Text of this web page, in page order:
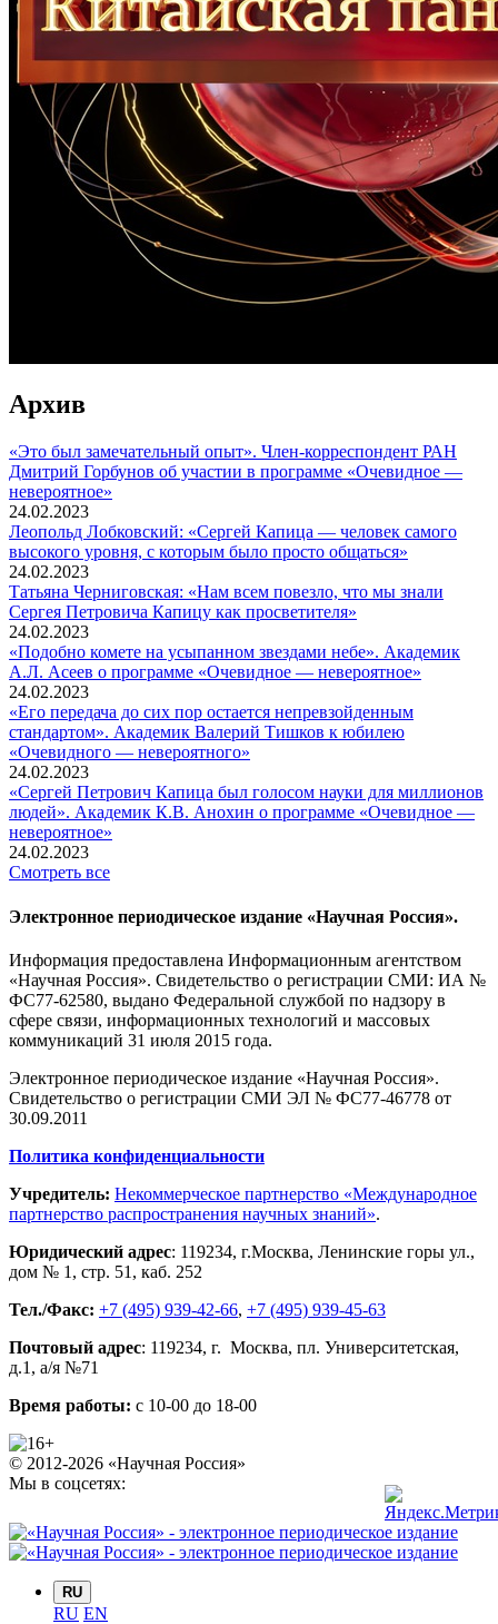
Архив
«Это был замечательный опыт». Член-корреспондент РАН
Дмитрий Горбунов об участии в программе «Очевидное —
невероятное»
24.02.2023
Леопольд Лобковский: «Сергей Капица — человек самого
высокого уровня, с которым было просто общаться»
24.02.2023
Татьяна Черниговская: «Нам всем повезло, что мы знали
Сергея Петровича Капицу как просветителя»
24.02.2023
«Подобно комете на усыпанном звездами небе». Академик
А.Л. Асеев о программе «Очевидное — невероятное»
24.02.2023
«Его передача до сих пор остается непревзойденным
стандартом». Академик Валерий Тишков к юбилею
«Очевидного — невероятного»
24.02.2023
«Сергей Петрович Капица был голосом науки для миллионов
людей». Академик К.В. Анохин о программе «Очевидное —
невероятное»
24.02.2023
Смотреть все
Электронное периодическое издание «Научная Россия».
Информация предоставлена Информационным агентством
«Научная Россия». Свидетельство о регистрации СМИ: ИА №
ФС77-62580, выдано Федеральной службой по надзору в
сфере связи, информационных технологий и массовых
коммуникаций 31 июля 2015 года.
Электронное периодическое издание «Научная Россия».
Свидетельство о регистрации СМИ ЭЛ № ФС77-46778 от
30.09.2011
Политика конфиденциальности
Учредитель: Некоммерческое партнерство «Международное
партнерство распространения научных знаний».
Юридический адрес: 119234, г.Москва, Ленинские горы ул.,
дом № 1, стр. 51 , каб. 252
Тел./Факс: +7 (495) 939-42-66, +7 (495) 939-45-63
Почтовый адрес: 119234, г. Москва, пл. Университетская,
д.1 , а/я №71
Время работы: с 10-00 до 18-00
© 2012-2026 «Научная Россия»
Мы в соцсетях:
RU
RU EN